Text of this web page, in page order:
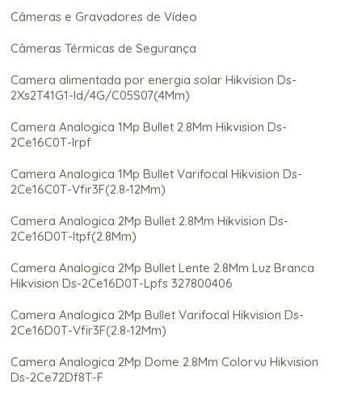
Câmeras e Gravadores de Vídeo
Câmeras Térmicas de Segurança
Camera alimentada por energia solar Hikvision Ds-
2Xs2T41G1-Id/4G/C05S07(4Mm)
Camera Analogica 1Mp Bullet 2.8Mm Hikvision Ds-
2Ce16C0T-Irpf
Camera Analogica 1Mp Bullet Varifocal Hikvision Ds-
2Ce16C0T-Vfir3F(2.8-12Mm)
Camera Analogica 2Mp Bullet 2.8Mm Hikvision Ds-
2Ce16D0T-Itpf(2.8Mm)
Camera Analogica 2Mp Bullet Lente 2.8Mm Luz Branca
Hikvision Ds-2Ce16D0T-Lpfs 327800406
Camera Analogica 2Mp Bullet Varifocal Hikvision Ds-
2Ce16D0T-Vfir3F(2.8-12Mm)
Camera Analogica 2Mp Dome 2.8Mm Colorvu Hikvision
Ds-2Ce72Df8T-F